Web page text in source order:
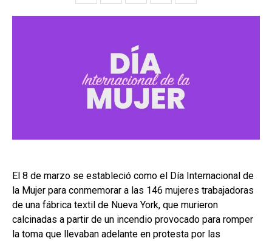
El 8 de marzo se estableció como el Día Internacional de
la Mujer para conmemorar a las 146 mujeres trabajadoras
de una fábrica textil de Nueva York, que murieron
calcinadas a partir de un incendio provocado para romper
la toma que llevaban adelante en protesta por las